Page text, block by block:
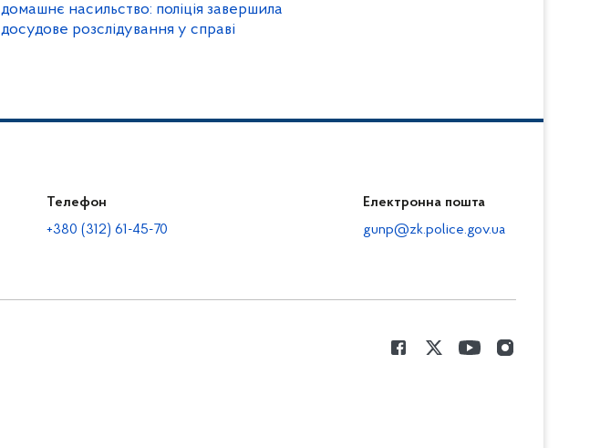
домашнє насильство: поліція завершила
досудове розслідування у справі
Телефон
+380 (312) 61-45-70
Електронна пошта
gunp@zk.police.gov.ua